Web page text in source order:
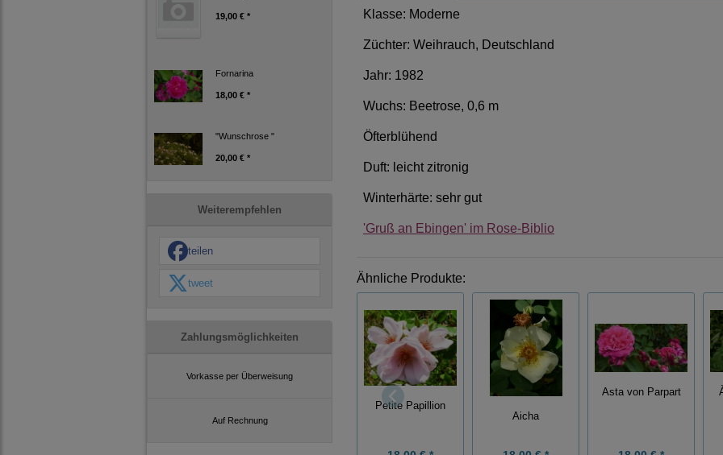
19,00 € *
Fornarina
18,00 € *
"Wunschrose "
20,00 € *
Weiterempfehlen
teilen
tweet
Zahlungsmöglichkeiten
Vorkasse per Überweisung
Auf Rechnung
Klasse: Moderne
Züchter: Weihrauch, Deutschland
Jahr: 1982
Wuchs: Beetrose, 0,6 m
Öfterblühend
Duft: leicht zitronig
Winterhärte: sehr gut
'Gruß an Ebingen' im Rose-Biblio
Ähnliche Produkte:
Petite Papillion
Aicha
Asta von Parpart